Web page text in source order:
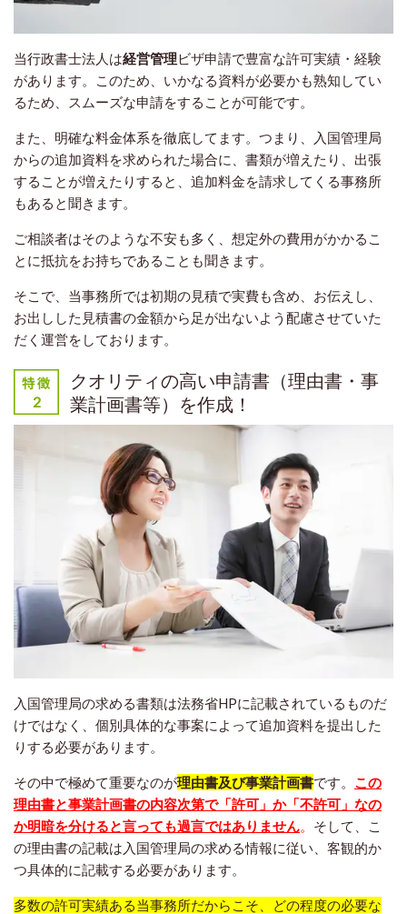
当行政書士法人は経営管理ビザ申請で豊富な許可実績・経験
があります。このため、いかなる資料が必要かも熟知してい
るため、スムーズな申請をすることが可能です。
また、明確な料金体系を徹底してます。つまり、入国管理局
からの追加資料を求められた場合に、書類が増えたり、出張
することが増えたりすると、追加料金を請求してくる事務所
もあると聞きます。
ご相談者はそのような不安も多く、想定外の費用がかかるこ
とに抵抗をお持ちであることも聞きます。
そこで、当事務所では初期の見積で実費も含め、お伝えし、
お出しした見積書の金額から足が出ないよう配慮させていた
だく運営をしております。
クオリティの高い申請書（理由書・事
業計画書等）を作成！
入国管理局の求める書類は法務省HPに記載されているものだ
けではなく、個別具体的な事案によって追加資料を提出した
りする必要があります。
その中で極めて重要なのが理由書及び事業計画書です。 この
理由書と事業計画書の内容次第で「許可」か「不許可」なの
か明暗を分けると言っても過言ではありません。 そして、こ
の理由書の記載は入国管理局の求める情報に従い、客観的か
つ具体的に記載する必要があります。
多数の許可実績ある当事務所だからこそ、どの程度の必要な